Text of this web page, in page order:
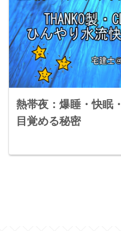
熱帯夜：爆睡・快眠
目覚める秘密